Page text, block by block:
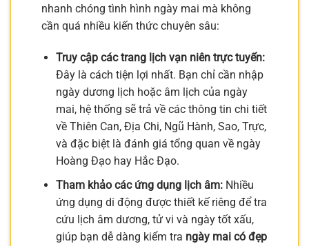
nhanh chóng tình hình ngày mai mà không
cần quá nhiều kiến thức chuyên sâu:
Truy cập các trang lịch vạn niên trực tuyến:
Đây là cách tiện lợi nhất. Bạn chỉ cần nhập
ngày dương lịch hoặc âm lịch của ngày
mai, hệ thống sẽ trả về các thông tin chi tiết
về Thiên Can, Địa Chi, Ngũ Hành, Sao, Trực,
và đặc biệt là đánh giá tổng quan về ngày
Hoàng Đạo hay Hắc Đạo.
Tham khảo các ứng dụng lịch âm:Nhiều
ứng dụng di động được thiết kế riêng để tra
cứu lịch âm dương, tử vi và ngày tốt xấu,
giúp bạn dễ dàng kiểm tra ngày mai có đẹp